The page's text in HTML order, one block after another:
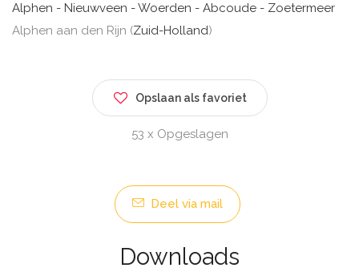
Alphen - Nieuwveen - Woerden - Abcoude - Zoetermeer
Alphen aan den Rijn (Zuid-Holland)
Opslaan als favoriet
53 x Opgeslagen
Deel via mail
Downloads